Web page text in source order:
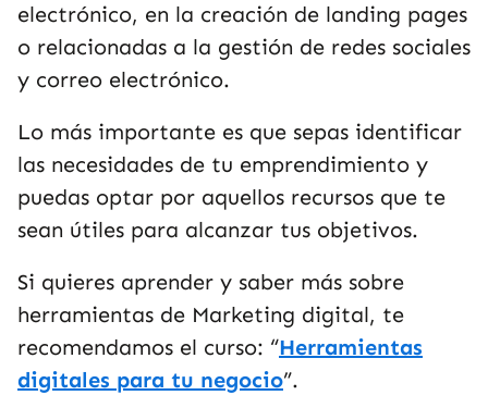
electrónico, en la creación de landing pages
o relacionadas a la gestión de redes sociales
y correo electrónico.
Lo más importante es que sepas identificar
las necesidades de tu emprendimiento y
puedas optar por aquellos recursos que te
sean útiles para alcanzar tus objetivos.
Si quieres aprender y saber más sobre
herramientas de Marketing digital, te
recomendamos el curso: “Herramientas
digitales para tu negocio”.